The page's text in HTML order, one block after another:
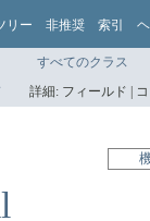
リー 非推奨 索引
すべてのクラス
詳細: フィールド |